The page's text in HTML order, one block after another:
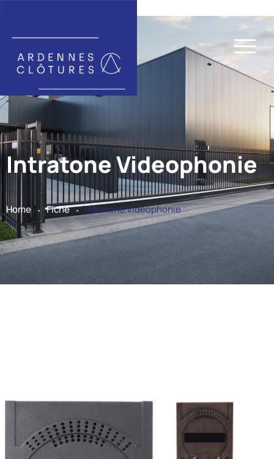
Intratone Videophonie
Home . Fiche . Intratone Videophonie